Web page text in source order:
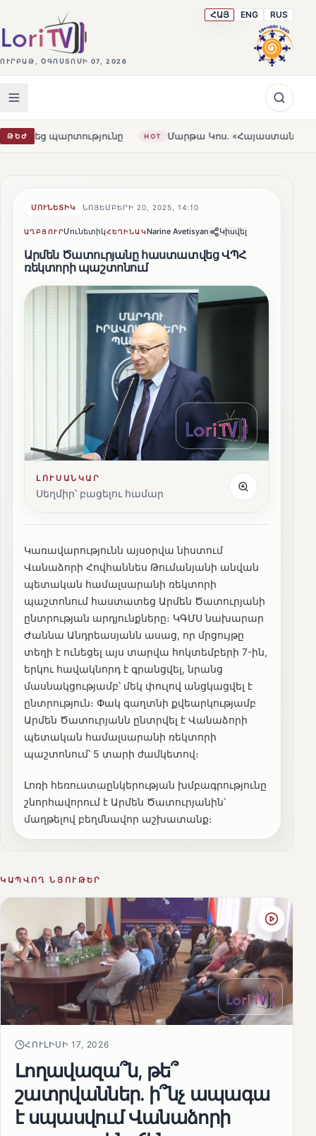
ՈՒՐԲԱԹ, ՕԳՈՍՏՈՍԻ 07, 2026
ՀԱՅ ENG RUS
ԹԵԺ HOT Մարթա Կոս. «Հայաստանն ու ԵՄ-ն երբեք
ՄՈՒՆԵՏԻԿ ՆՈՅԵՄԲԵՐԻ 20, 2025, 14:10
ԱՂԲՅՈՒՐՄունետիկՀԵՂԻՆԱԿNarine Avetisyan Կիսվել
Արմեն Ծատուրյանը հաստատվեց ՎՊՀ
ռեկտորի պաշտոնում
ԼՈՒՍԱՆԿԱՐ
Սեղմիր՝ բացելու համար
Կառավարությունն այսօրվա նիստում
Վանաձորի Հովհաննես Թումանյանի անվան
պետական համալսարանի ռեկտորի
պաշտոնում հաստատեց Արմեն Ծատուրյանի
ընտրության արդյունքները։ ԿԳՄՍ նախարար
Ժաննա Անդրեասյանն ասաց, որ մրցույթը
տեղի է ունեցել այս տարվա հոկտեմբերի 7-ին,
երկու հավակնորդ է գրանցվել, նրանց
մասնակցությամբ՝ մեկ փուլով անցկացվել է
ընտրություն։ Փակ գաղտնի քվեարկությամբ
Արմեն Ծատուրյանն ընտրվել է Վանաձորի
պետական համալսարանի ռեկտորի
պաշտոնում՝ 5 տարի ժամկետով։
Լոռի հեռուստաընկերության խմբագրությունը
շնորհավորում է Արմեն Ծատուրյանին՝
մաղթելով բեղմնավոր աշխատանք։
ԿԱՊՎՈՂ ՆՅՈՒԹԵՐ
ՀՈՒԼԻՍԻ 17, 2026
Լողավազա՞ն, թե՞
շատրվաններ. ի՞նչ ապագա
է սպասվում Վանաձորի